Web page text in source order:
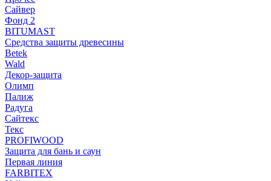
Сайвер
Фонд 2
BITUMAST
Средства защиты древесины
Betek
Wald
Декор-защита
Олимп
Палиж
Радуга
Сайтекс
Текс
PROFIWOOD
Защита для бань и саун
Первая линия
FARBITEX